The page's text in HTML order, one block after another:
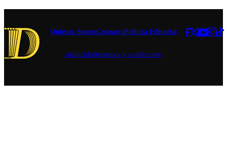
Quiénes SomosContactoPolítica Editorial
publicidadtérminos y condiciones